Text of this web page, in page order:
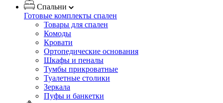
Спальни
Готовые комплекты спален
Товары для спален
Комоды
Кровати
Ортопедические основания
Шкафы и пеналы
Тумбы прикроватные
Туалетные столики
Зеркала
Пуфы и банкетки